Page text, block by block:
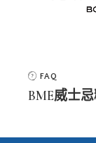
FAQ
BME威士